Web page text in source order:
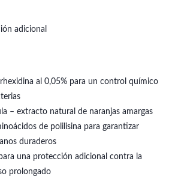
adicional
al 0,05% para un control químico
– extracto natural de naranjas amargas
de polilisina para garantizar
duraderos
una protección adicional contra la
prolongado